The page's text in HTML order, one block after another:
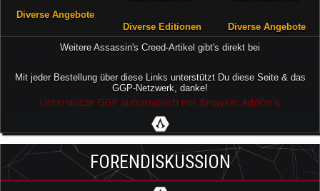
Diverse Angebote
Diverse Editionen
Diverse Angebote
Weitere Assassin's Creed-Artikel gibt's direkt bei
Mit jeder Bestellung über diese Links unterstützt Du diese Seite & das
GGP-Netzwerk, danke!
Unterstütze GGP automatisch mit Browser AddOn's
FORENDISKUSSION